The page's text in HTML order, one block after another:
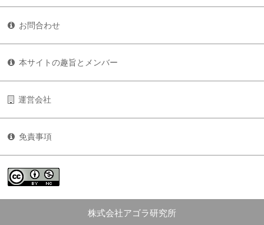
お問合わせ
本サイトの趣旨とメンバー
運営会社
免責事項
株式会社アゴラ研究所